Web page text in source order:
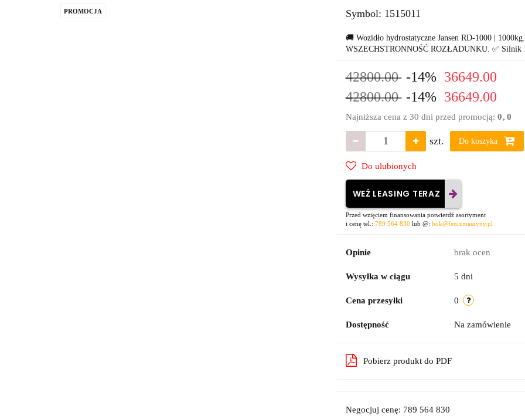
PROMOCJA Symbol: 1515011
🚚 Wozidło hydrostatyczne Jansen RD-1000 |
WSZECHSTRONNOŚĆ ROZŁADUNKU. ✅ Silnik
42800.00 -14% 36649.00
42800.00 -14% 36649.00
Najniższa cena z 30 dni przed promocją: 0 0
szt. Do koszyka
Do ulubionych
WEŹ LEASING TERAZ
Przed wzięciem finansowania potwierdź asortyment
i cenę tel.: 789 564 830 lub @: bok@fenixmaszyny.pl
Opinie brak ocen
Wysyłka w ciągu 5 dni
Cena przesyłki 0
Dostępność Na zamówienie
Pobierz produkt do PDF
Negocjuj cenę: 789 564 830